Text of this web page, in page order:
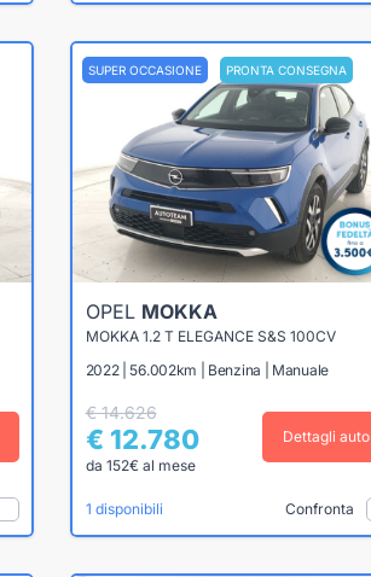
SUPER OCCASIONE PRONTA CONSEGNA
OPEL MOKKA
MOKKA 1.2 T ELEGANCE S&S 100CV
2022 | 56.002km | Benzina | Manuale
€ 14.626
€ 12.780
da 152€ al mese
Dettagli auto
1 disponibili Confronta